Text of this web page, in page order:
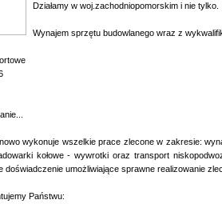
Działamy w woj.zachodniopomorskim i nie tylko.
Wynajem sprzętu budowlanego wraz z
wykonuje wszelkie prace zlecone w zakresie:
kołowe - wywrotki oraz transport
doświadczenie umożliwiające sprawne realizowanie
Państwu: